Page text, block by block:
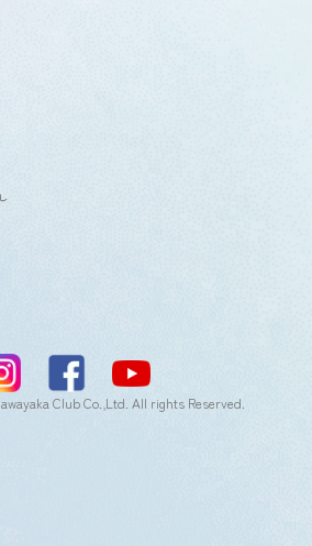
Club Co.,Ltd. All rights Reserved.